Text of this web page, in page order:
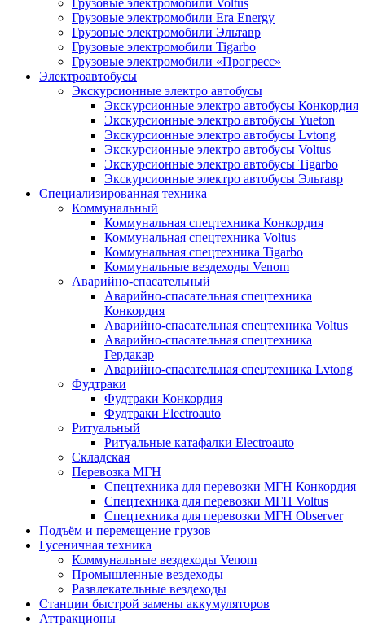
Грузовые электромобили Voltus
Грузовые электромобили Era Energy
Грузовые электромобили Эльтавр
Грузовые электромобили Tigarbo
Грузовые электромобили «Прогресс»
Электроавтобусы
Экскурсионные электро автобусы
Экскурсионные электро автобусы Конкордия
Экскурсионные электро автобусы Yueton
Экскурсионные электро автобусы Lvtong
Экскурсионные электро автобусы Voltus
Экскурсионные электро автобусы Tigarbo
Экскурсионные электро автобусы Эльтавр
Специализированная техника
Коммунальный
Коммунальная спецтехника Конкордия
Коммунальная спецтехника Voltus
Коммунальная спецтехника Tigarbo
Коммунальные вездеходы Venom
Аварийно-спасательный
Аварийно-спасательная спецтехника
Конкордия
Аварийно-спасательная спецтехника Voltus
Аварийно-спасательная спецтехника
Гердакар
Аварийно-спасательная спецтехника Lvtong
Фудтраки
Фудтраки Конкордия
Фудтраки Electroauto
Ритуальный
Ритуальные катафалки Electroauto
Складская
Перевозка МГН
Спецтехника для перевозки МГН Конкордия
Спецтехника для перевозки МГН Voltus
Спецтехника для перевозки МГН Observer
Подъём и перемещение грузов
Гусеничная техника
Коммунальные вездеходы Venom
Промышленные вездеходы
Развлекательные вездеходы
Станции быстрой замены аккумуляторов
Аттракционы